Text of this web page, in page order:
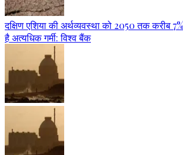
दक्षिण एशिया की अर्थव्यवस्था को 2050 तक करीब
है अत्यधिक गर्मी: विश्व बैंक